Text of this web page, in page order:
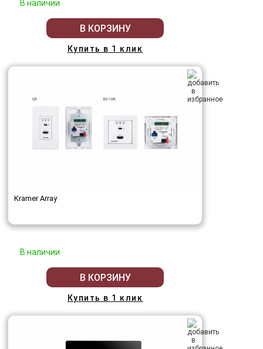
В наличии
В КОРЗИНУ
Купить в 1 клик
Kramer Array
В наличии
В КОРЗИНУ
Купить в 1 клик